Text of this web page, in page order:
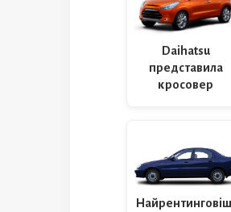
Daihatsu
представила
кросовер